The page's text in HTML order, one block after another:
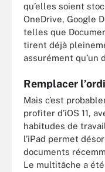
qu’elles soient
OneDrive, Google
telles que
tirent déjà
assurément qu’un
Remplacer
Mais c’est
profiter d’iOS 11,
habitudes de
l’iPad permet
documents
Le multitâche a